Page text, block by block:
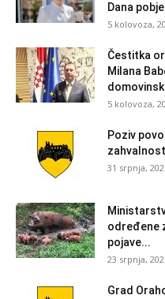
Dana
5 kolovoza,
Čestitka
Milana
5 kolovoza,
Poziv
31 srpnja,
određene
pojave...
23 srpnja,
Grad